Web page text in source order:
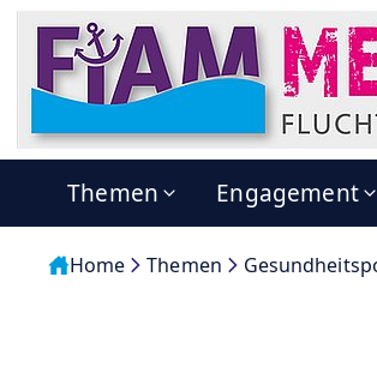
Themen Engagement
Home Themen